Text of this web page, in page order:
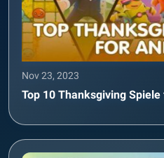
Nov 23, 2023
Top 10 Thanksgiving